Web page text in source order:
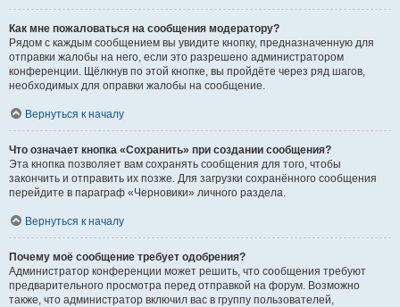
Как мне пожаловаться на сообщения модератору?
Рядом с каждым сообщением вы увидите кнопку, предназначенную для
отправки жалобы на него, если это разрешено администратором
конференции. Щёлкнув по этой кнопке, вы пройдёте через ряд шагов,
необходимых для оправки жалобы на сообщение.
Вернуться к началу
Что означает кнопка «Сохранить» при создании сообщения?
Эта кнопка позволяет вам сохранять сообщения для того, чтобы
закончить и отправить их позже. Для загрузки сохранённого сообщения
перейдите в параграф «Черновики» личного раздела.
Вернуться к началу
Почему моё сообщение требует одобрения?
Администратор конференции может решить, что сообщения требуют
предварительного просмотра перед отправкой на форум. Возможно
также, что администратор включил вас в группу пользователей,